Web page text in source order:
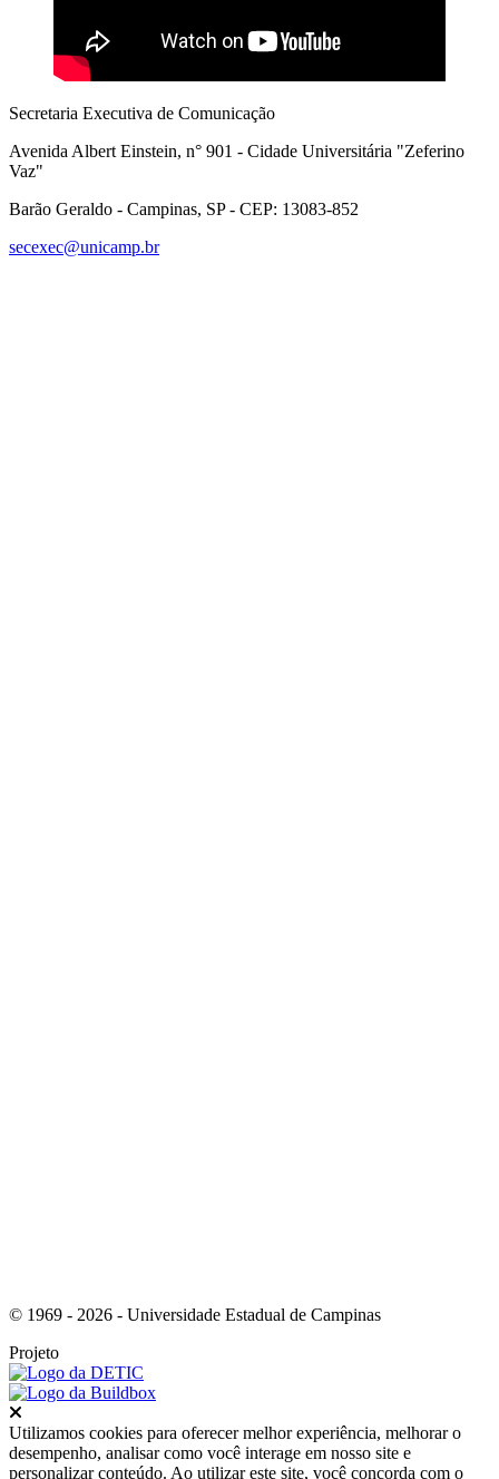
Secretaria Executiva de Comunicação
Avenida Albert Einstein, n° 901 - Cidade Universitária "Zeferino
Vaz"
Barão Geraldo - Campinas, SP - CEP: 13083-852
secexec@unicamp.br
© 1969 - 2026 - Universidade Estadual de Campinas
Projeto
Utilizamos cookies para oferecer melhor experiência, melhorar o
desempenho, analisar como você interage em nosso site e
personalizar conteúdo. Ao utilizar este site, você concorda com o